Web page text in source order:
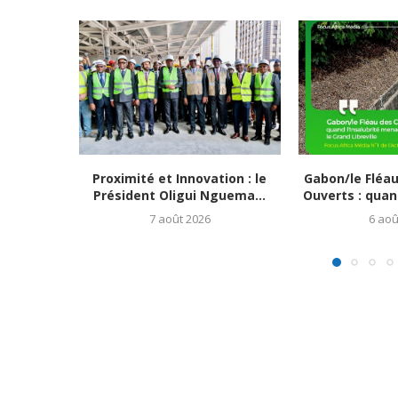
Proximité et Innovation : le
Président Oligui Nguema...
7 août 2026
Gabon/le
Ouverts :
6